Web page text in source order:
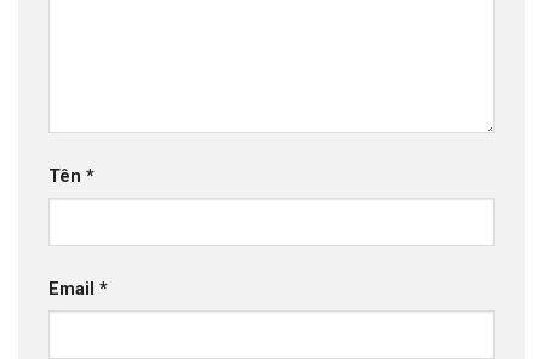
Tên *
Email *